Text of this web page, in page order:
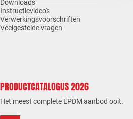
Downloads
Instructievideo's
Verwerkingsvoorschriften
Veelgestelde vragen
PRODUCTCATALOGUS 2026
Het meest complete EPDM aanbod ooit.